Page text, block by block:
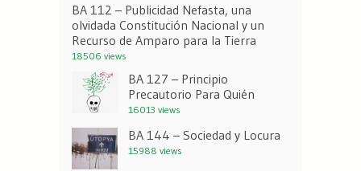
BA 112 – Publicidad Nefasta, una
olvidada Constitución Nacional y un
Recurso de Amparo para la Tierra
18506 views
BA 127 – Principio
Precautorio Para Quién
16013 views
BA 144 – Sociedad y Locura
15988 views